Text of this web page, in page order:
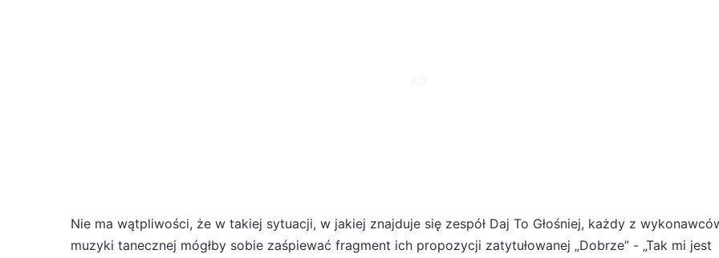
Nie ma wątpliwości, że w takiej sytuacji, w jakiej znajduje się zespół Daj To Głośniej, każdy z
muzyki tanecznej mógłby sobie zaśpiewać fragment ich propozycji zatytułowanej „Dobrze” - „Tak mi jest